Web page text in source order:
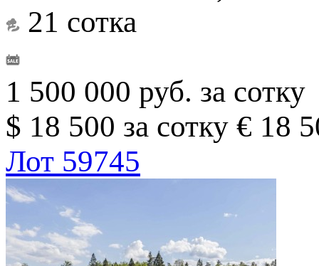
21 сотка
1 500 000 руб. за сотку
$ 18 500 за сотку € 18
Лот 59745